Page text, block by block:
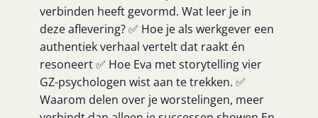
verbinden heeft gevormd. Wat leer je in
deze aflevering? ✅ Hoe je als werkgever een
authentiek verhaal vertelt dat raakt én
resoneert ✅ Hoe Eva met storytelling vier
GZ-psychologen wist aan te trekken. ✅
Waarom delen over je worstelingen, meer